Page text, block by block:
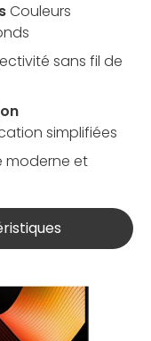
Couleurs
sans fil de
simplifiées
moderne et